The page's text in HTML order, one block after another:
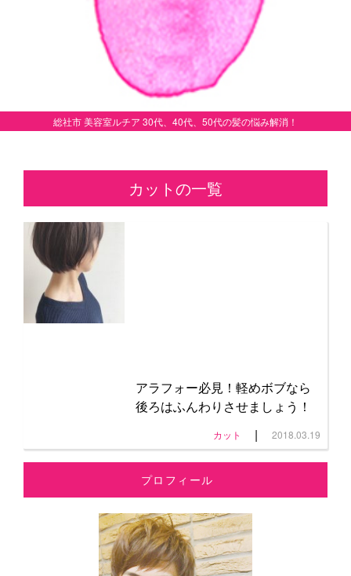
総社市 美容室ルチア 30代、40代、50代の髪の悩み解消！
カットの一覧
アラフォー必見！軽めボブなら
後ろはふんわりさせましょう！
カット | 2018.03.19
プロフィール